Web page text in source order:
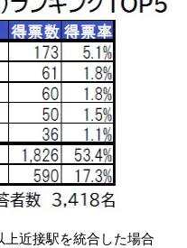
上近接駅を統合した場合